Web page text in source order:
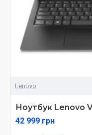
Lenovo
Ноутбук Lenovo
42 999 грн